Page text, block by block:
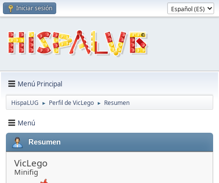
Iniciar sesión
Menú Principal
HispaLUG ► Perfil de VicLego ► Resumen
Menú
Resumen
VicLego
Minifig